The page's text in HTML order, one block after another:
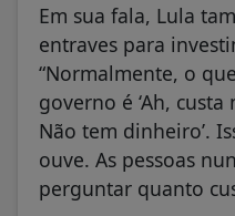
Em sua fala, Lula
entraves para
“Normalmente, o
governo é ‘Ah,
Não tem dinheiro’.
ouve. As pessoas
perguntar quanto